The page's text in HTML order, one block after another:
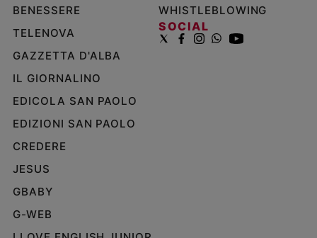
BENESSERE
TELENOVA
GAZZETTA D'ALBA
IL GIORNALINO
EDICOLA SAN PAOLO
EDIZIONI SAN PAOLO
CREDERE
JESUS
GBABY
G-WEB
WHISTLEBLOWING
SOCIAL